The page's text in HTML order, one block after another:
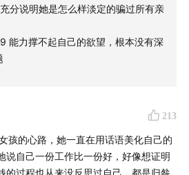
击👉填写问卷👈），与我们分享。
程序，Standard Operating
和规范日常的工作。
）：指在家庭互动模式
定负担原先应由父母所提供的角色
充分说明她是怎么样淡定的骗过所有亲
能力撑不起自己的欲望，根本没有深
213
孩的心路，她一直在用话语美化自己的
说自己一份工作比一份好，好像想证明
的过程也从来没反思过自己，都是归咎